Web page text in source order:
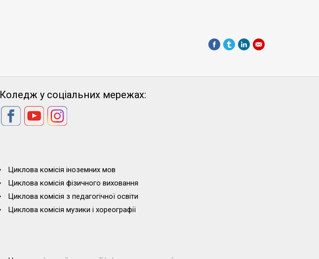
Коледж у соціальних мережах:
Циклова комісія іноземних мов
Циклова комісія фізичного виховання
Циклова комісія з педагогічної освіти
Циклова комісія музики і хореографії